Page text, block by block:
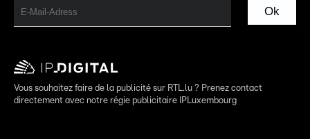
Ok
Vous souhaitez faire de la publicité sur RTL.lu ? Prenez contact
directement avec notre régie publicitaire IPLuxembourg